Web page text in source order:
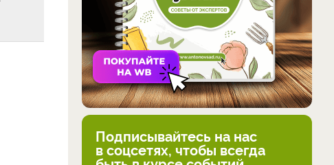
Подписывайтесь на нас
в соцсетях, чтобы всегда